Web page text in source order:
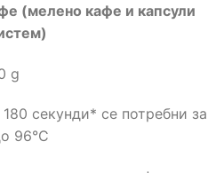
(мелено кафе и капсули
g
секунди* се потребни за
96°C